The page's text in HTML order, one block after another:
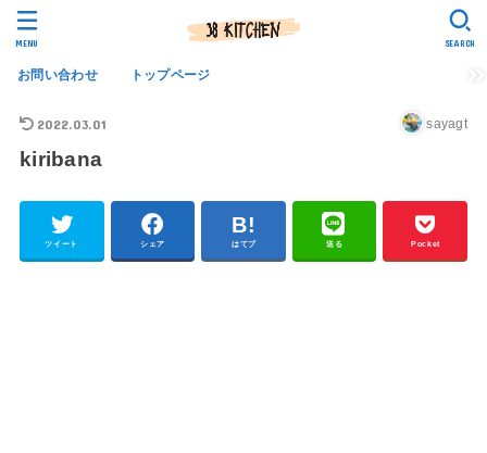
お問い合わせ トップページ
SEARCH
MENU
2022.03.01 sayagt
kiribana
ツイート シェア はてブ 送る Pocket